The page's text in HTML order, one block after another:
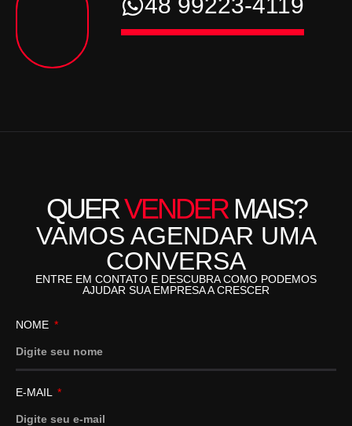
48 99223-4119
QUERVENDERMAIS?
VAMOS AGENDAR UMA
CONVERSA
ENTRE EM CONTATO E DESCUBRA COMO PODEMOS
AJUDAR SUA EMPRESA A CRESCER
NOME
E-MAIL